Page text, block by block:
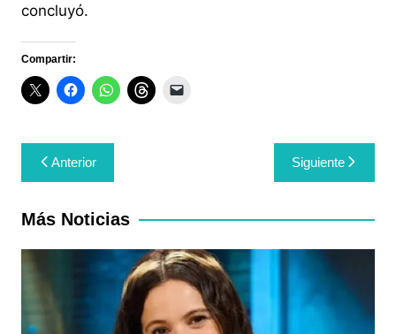
concluyó.
Compartir:
Navegación
de
entradas
Anterior Siguiente
Más Noticias